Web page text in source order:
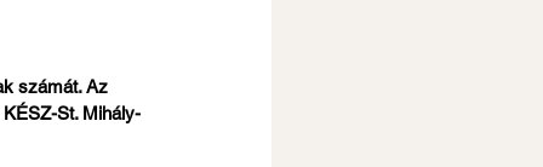
számát. Az
St. Mihály-